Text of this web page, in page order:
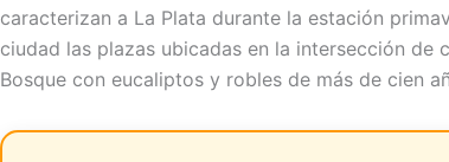
caracterizan a La Plata durante la estación
ciudad las plazas ubicadas en la intersección de
Bosque con eucaliptos y robles de más de cien